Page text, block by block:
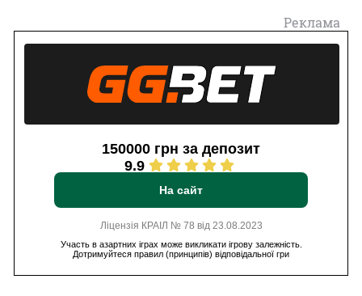
Реклама
150000 грн за депозит
9.9
На сайт
Ліцензія КРАІЛ № 78 від 23.08.2023
Участь в азартних іграх може викликати ігрову залежність.
Дотримуйтеся правил (принципів) відповідальної гри